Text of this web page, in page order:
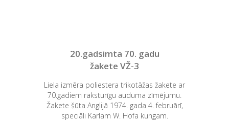
20.gadsimta 70. gadu
žakete VŽ-3
Liela izmēra poliestera trikotāžas žakete ar
70.gadiem raksturīgu auduma zīmējumu.
Žakete šūta Anglijā 1974. gada 4. februārī,
speciāli Karlam W. Hofa kungam.